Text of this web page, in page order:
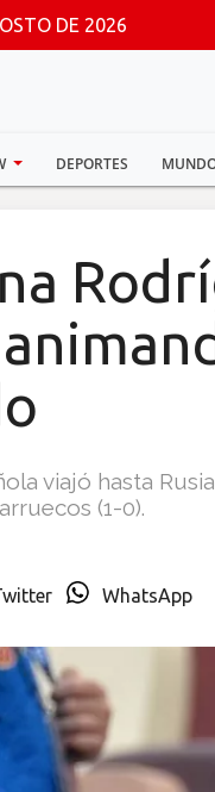
DE 2026
DEPORTES
viajó hasta
(1-0).
WhatsApp